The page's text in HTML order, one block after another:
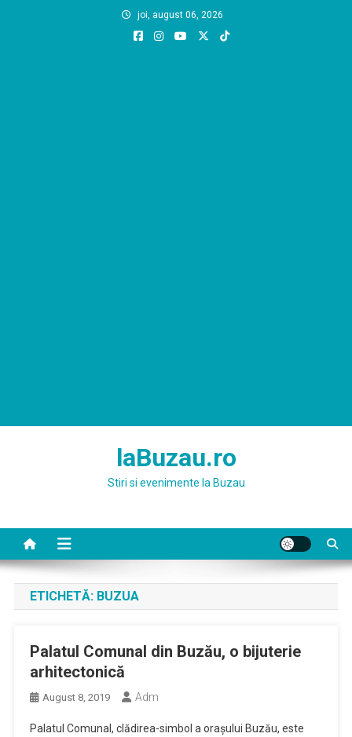
joi, august 06, 2026
laBuzau.ro
Stiri si evenimente la Buzau
ETICHETĂ: BUZUA
Palatul Comunal din Buzău, o bijuterie
arhitectonică
August 8, 2019 Adm
Palatul Comunal, clădirea-simbol a orașului Buzău, este